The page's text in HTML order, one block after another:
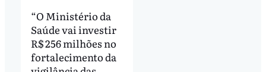
“O Ministério da
Saúde vai investir
R$ 256 milhões no
fortalecimento da